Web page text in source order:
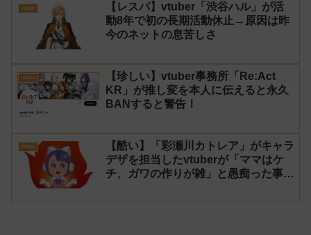
vtuber
【レスバ】vtuber「渋谷ハル」が活
動8年で初の長期活動休止→原因は昨
今のネットの息苦しさ
vtuber
【珍しい】vtuber事務所「Re:Act
KR」が推し変を本人に伝えると永久
BANすると警告！
vtuber
【酷い】「彩瀬川カトレア」がキャラ
デザを担当したvtuberが「ママはケ
チ、ガワの作りが雑」と愚痴った事が